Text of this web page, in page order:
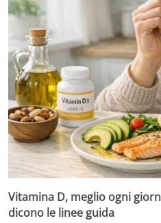
Vitamina D, meglio ogni
dicono le linee guida